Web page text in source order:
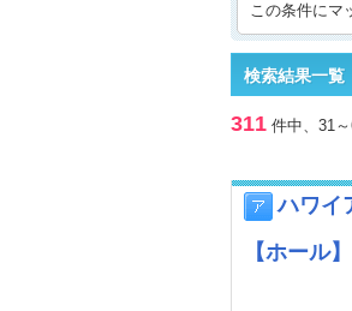
この条件にマ
検索結果一覧
311 件中、31
ハワイ
【ホール